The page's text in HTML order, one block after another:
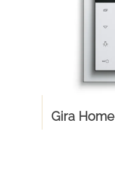
Gira